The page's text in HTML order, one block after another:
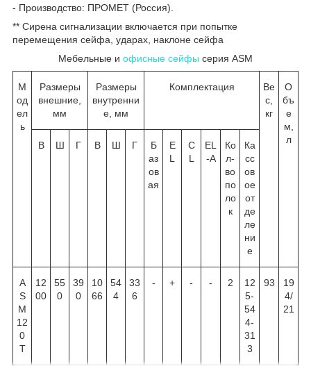
- Производство: ПРОМЕТ (Россия).
** Сирена сигнализации включается при попытке
перемещения сейфа, ударах, наклоне сейфа
Мебельные и офисные сейфы серия ASM
М
од
ел
ь
Размеры
внешние,
мм
Размеры
внутренни
е, мм
Комплектация
Ве
с,
кг
О
бъ
е
м,
л
В Ш Г В Ш Г
Б
аз
ов
ая
E
L
C
L
EL
-A
Ко
л-
во
по
ло
к
Ка
сс
ов
ое
от
де
ле
ни
е
A
S
M
12
0
T
12
00
55
0
39
0
10
66
54
4
33
6
- + - - 2
12
5-
54
4-
31
3
93
19
4/
21